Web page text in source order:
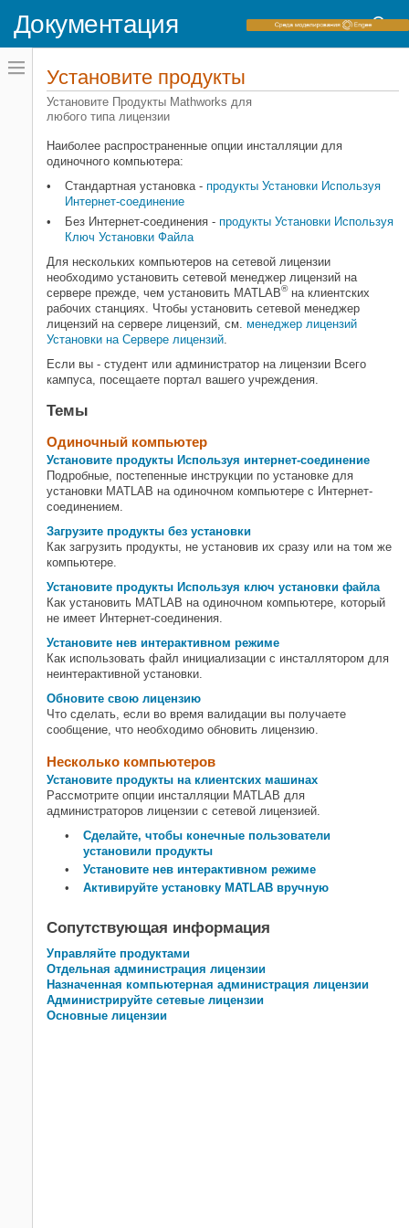
Документация
Переключатель
навигационного
навигационного
Домашняя страница документации
Установка и лицензирование
Категория
Установите продукты
Управляйте продуктами
Администрируйте сетевые лицензии
Установите продукты
Установите Продукты Mathworks для
любого типа лицензии
Наиболее распространенные опции инсталляции для
одиночного компьютера:
Стандартная установка - продукты Установки Используя
Интернет-соединение
Без Интернет-соединения - продукты Установки Используя
Ключ Установки Файла
Для нескольких компьютеров на сетевой лицензии
необходимо установить сетевой менеджер лицензий на
сервере прежде, чем установить MATLAB®на клиентских
рабочих станциях. Чтобы установить сетевой менеджер
лицензий на сервере лицензий, см. менеджер лицензий
Установки на Сервере лицензий.
Если вы - студент или администратор на лицензии Всего
кампуса, посещаете портал вашего учреждения.
Темы
Одиночный компьютер
Установите продукты Используя интернет-соединение
Подробные, постепенные инструкции по установке для
установки MATLAB на одиночном компьютере с Интернет-
соединением.
Загрузите продукты без установки
Как загрузить продукты, не установив их сразу или на том же
компьютере.
Установите продукты Используя ключ установки файла
Как установить MATLAB на одиночном компьютере, который
не имеет Интернет-соединения.
Установите нев интерактивном режиме
Как использовать файл инициализации с инсталлятором для
неинтерактивной установки.
Обновите свою лицензию
Что сделать, если во время валидации вы получаете
сообщение, что необходимо обновить лицензию.
Несколько компьютеров
Установите продукты на клиентских машинах
Рассмотрите опции инсталляции MATLAB для
администраторов лицензии с сетевой лицензией.
Сделайте, чтобы конечные пользователи
установили продукты
Установите нев интерактивном режиме
Активируйте установку MATLAB вручную
Сопутствующая информация
Управляйте продуктами
Отдельная администрация лицензии
Назначенная компьютерная администрация лицензии
Администрируйте сетевые лицензии
Основные лицензии